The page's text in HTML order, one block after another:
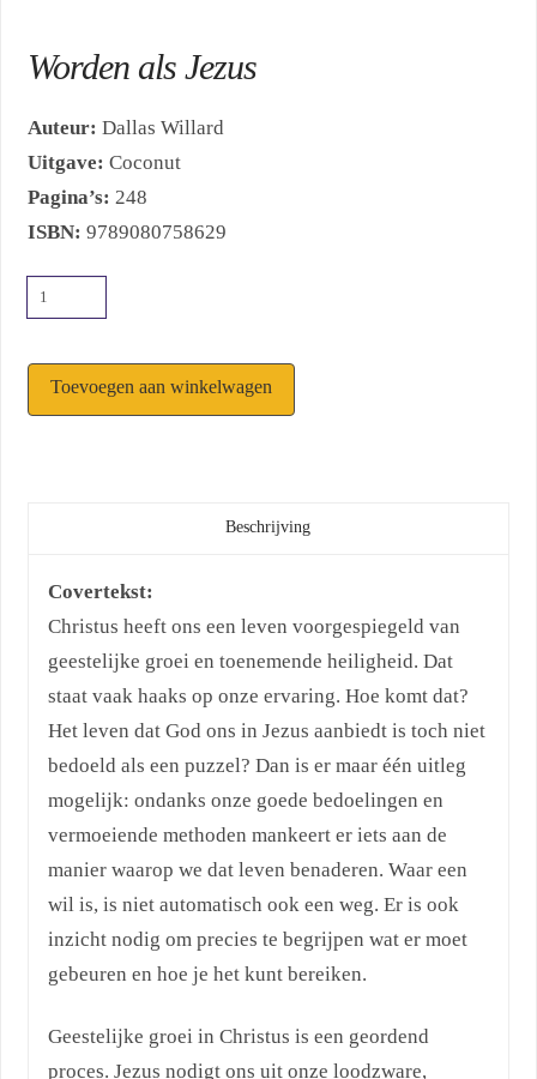
Worden als Jezus
Auteur:Dallas Willard
Uitgave:Coconut
Pagina’s:248
ISBN:9789080758629
Heel
ziel
Toevoegen aan winkelwagen
Beschrijving
Covertekst:
Christus heeft ons een leven voorgespiegeld van
geestelijke groei en toenemende heiligheid. Dat
staat vaak haaks op onze ervaring. Hoe komt dat?
Het leven dat God ons in Jezus aanbiedt is toch niet
bedoeld als een puzzel? Dan is er maar één uitleg
mogelijk: ondanks onze goede bedoelingen en
vermoeiende methoden mankeert er iets aan de
manier waarop we dat leven benaderen. Waar een
wil is, is niet automatisch ook een weg. Er is ook
inzicht nodig om precies te begrijpen wat er moet
gebeuren en hoe je het kunt bereiken.
Geestelijke groei in Christus is een geordend
proces. Jezus nodigt ons uit onze loodzware,